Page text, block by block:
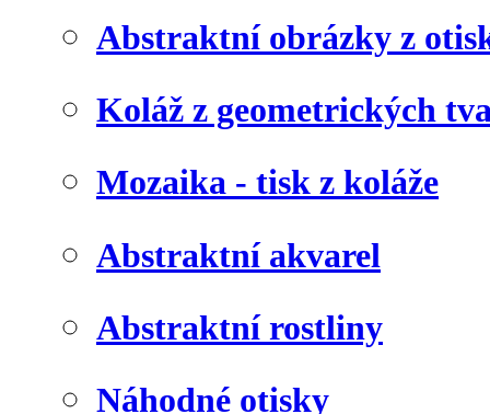
Abstraktní obrázky z
Koláž z geometrických
Mozaika - tisk z koláže
Abstraktní akvarel
Abstraktní rostliny
Náhodné otisky